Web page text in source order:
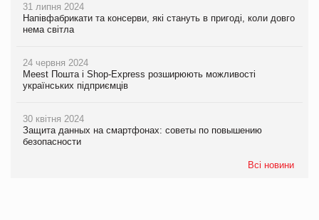
31 липня 2024
Напівфабрикати та консерви, які стануть в пригоді, коли довго
нема світла
24 червня 2024
Meest Пошта і Shop-Express розширюють можливості
українських підприємців
30 квітня 2024
Защита данных на смартфонах: советы по повышению
безопасности
Всі новини